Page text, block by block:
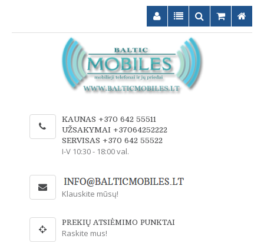
KAUNAS +370 642 55511
UŽSAKYMAI +37064252222
SERVISAS +370 642 55522
I-V 10:30 - 18:00 val.
Klauskite mūsų!
PREKIŲ ATSIĖMIMO PUNKTAI
Raskite mus!